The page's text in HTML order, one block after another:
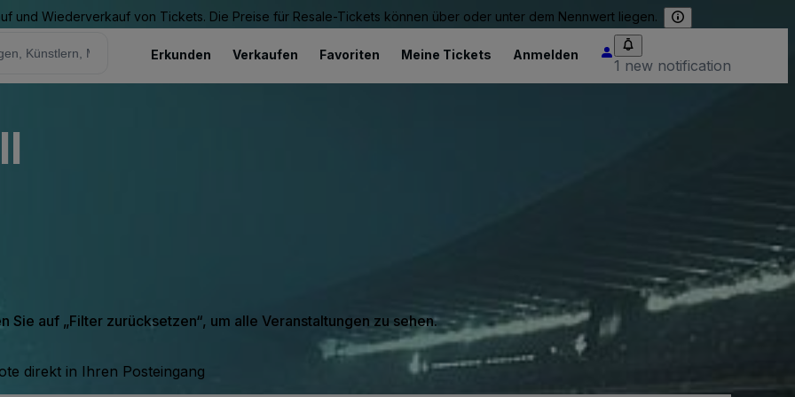
und Wiederverkauf von Tickets. Die Preise für Resale-Tickets können über oder unter dem Nennwert liegen.
Erkunden Verkaufen Favoriten Meine Tickets Anmelden
1 new notification
Sie auf „Filter zurücksetzen“, um alle Veranstaltungen zu sehen.
direkt in Ihren Posteingang